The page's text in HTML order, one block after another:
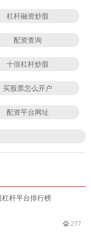
杠杆融资炒股
配资查询
十倍杠杆炒股
买股票怎么开户
配资平台网址
杆平台排行榜
277